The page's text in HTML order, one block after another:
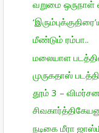
வறுமை ஒருநாள்
மீண்டும் ரம்பா..
மலையாள
முருகதாஸ்
தூம் 3 –
நடிகை மீரா